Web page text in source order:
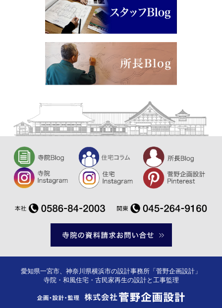
愛知県一宮市、神奈川県横浜市の設計事務所「菅野企画設計」
寺院・和風住宅・古民家再生の設計と工事監理